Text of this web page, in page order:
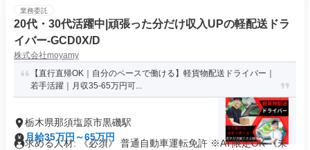
業務委託
20代・30代活躍中|頑張った分だけ収入UPの軽配送ドラ
イバー-GCD0X/D
株式会社moyamy
【直行直帰OK｜自分のペースで働ける】軽貨物配送ドライバー｜
若手活躍｜月収35-65万円可...
栃木県那須塩原市黒磯駅
月給35万円～65万円
求める人材: 《必須》 普通自動車運転免許 ※AT限定OK 《未